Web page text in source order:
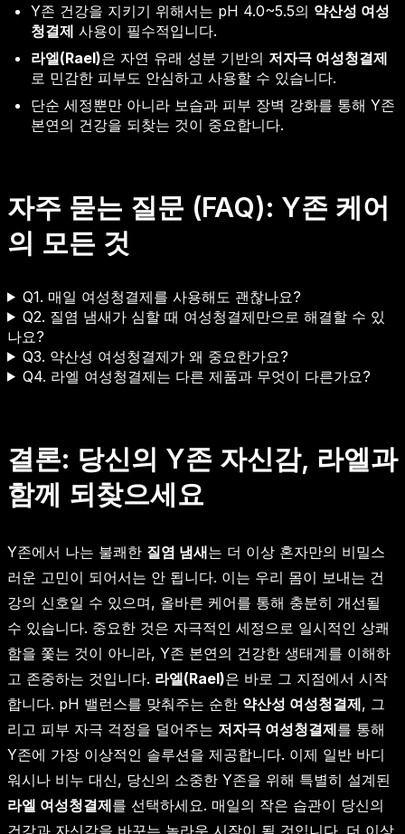
Y존 건강을 지키기 위해서는 pH 4.0~5.5의 약산성 여성
청결제 사용이 필수적입니다.
라엘(Rael)은 자연 유래 성분 기반의 저자극 여성청결제
로 민감한 피부도 안심하고 사용할 수 있습니다.
단순 세정뿐만 아니라 보습과 피부 장벽 강화를 통해 Y존
본연의 건강을 되찾는 것이 중요합니다.
자주 묻는 질문 (FAQ): Y존 케어
의 모든 것
Q1. 매일 여성청결제를 사용해도 괜찮나요?
Q2. 질염 냄새가 심할 때 여성청결제만으로 해결할 수 있
나요?
Q3. 약산성 여성청결제가 왜 중요한가요?
Q4. 라엘 여성청결제는 다른 제품과 무엇이 다른가요?
결론: 당신의 Y존 자신감, 라엘과
함께 되찾으세요
Y존에서 나는 불쾌한 질염 냄새는 더 이상 혼자만의 비밀스
러운 고민이 되어서는 안 됩니다. 이는 우리 몸이 보내는 건
강의 신호일 수 있으며, 올바른 케어를 통해 충분히 개선될
수 있습니다. 중요한 것은 자극적인 세정으로 일시적인 상쾌
함을 쫓는 것이 아니라, Y존 본연의 건강한 생태계를 이해하
고 존중하는 것입니다. 라엘(Rael)은 바로 그 지점에서 시작
합니다. pH 밸런스를 맞춰주는 순한 약산성 여성청결제, 그
리고 피부 자극 걱정을 덜어주는 저자극 여성청결제를 통해
Y존에 가장 이상적인 솔루션을 제공합니다. 이제 일반 바디
워시나 비누 대신, 당신의 소중한 Y존을 위해 특별히 설계된
라엘 여성청결제를 선택하세요. 매일의 작은 습관이 당신의
건강과 자신감을 바꾸는 놀라운 시작이 될 것입니다. 더 이상